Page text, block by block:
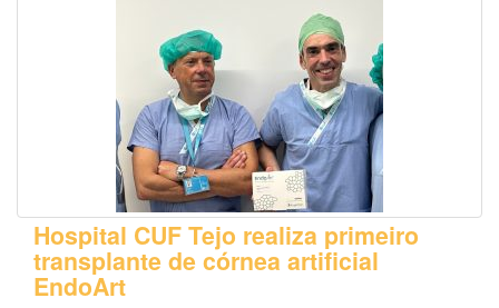
Hospital CUF Tejo realiza primeiro
transplante de córnea artificial
EndoArt